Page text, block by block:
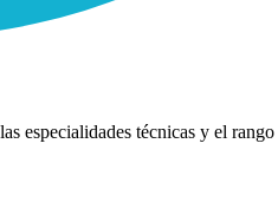
especialidades técnicas y el